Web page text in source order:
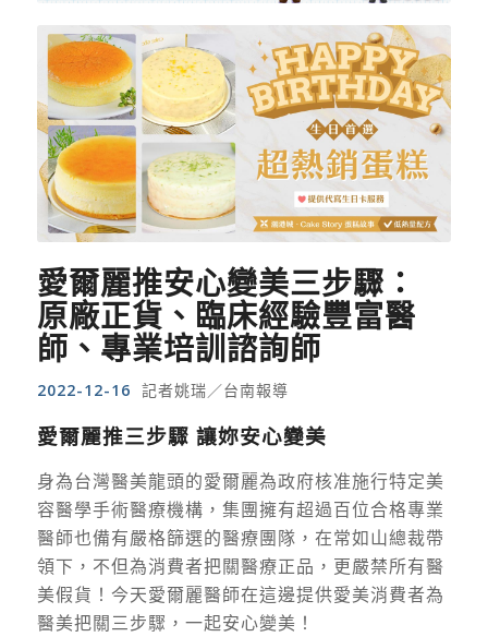
愛爾麗推安心變美三步驟：
原廠正貨、臨床經驗豐富醫
師、專業培訓諮詢師
2022-12-16 記者姚瑞／台南報導
愛爾麗推三步驟 讓妳安心變美
身為台灣醫美龍頭的愛爾麗為政府核准施行特定美
容醫學手術醫療機構，集團擁有超過百位合格專業
醫師也備有嚴格篩選的醫療團隊 ，在常如山總裁帶
領下， 不但為消費者把關醫療正品，更嚴禁所有醫
美假貨！今天愛爾麗醫師在這邊提供愛美消費者為
醫美把關三步驟，一起安心變美！